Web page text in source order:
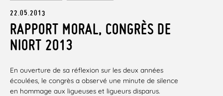
22.05.2013
RAPPORT MORAL, CONGRÈS DE
NIORT 2013
En ouverture de sa réflexion sur les deux années
écoulées, le congrès a observé une minute de silence
en hommage aux ligueuses et ligueurs disparus.